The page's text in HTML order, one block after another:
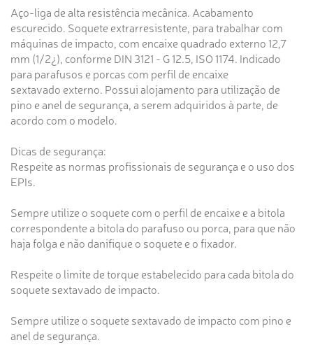
Aço-liga de alta resistência mecânica. Acabamento
escurecido. Soquete extrarresistente, para trabalhar com
máquinas de impacto, com encaixe quadrado externo 12,7
mm (1/2¿), conforme DIN 3121 - G 12.5, ISO 1174. Indicado
para parafusos e porcas com perfil de encaixe
sextavado externo. Possui alojamento para utilização de
pino e anel de segurança, a serem adquiridos à parte, de
acordo com o modelo.
Dicas de segurança:
Respeite as normas profissionais de segurança e o uso dos
EPIs.
Sempre utilize o soquete com o perfil de encaixe e a bitola
correspondente a bitola do parafuso ou porca, para que não
haja folga e não danifique o soquete e o fixador.
Respeite o limite de torque estabelecido para cada bitola do
soquete sextavado de impacto.
Sempre utilize o soquete sextavado de impacto com pino e
anel de segurança.